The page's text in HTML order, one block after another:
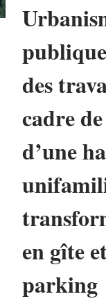
des
cadre
d’une
en gîte
parking